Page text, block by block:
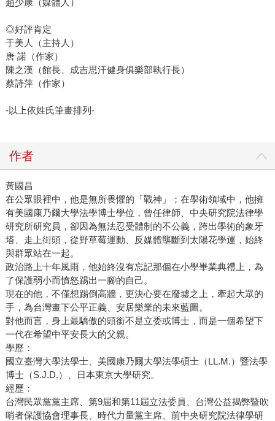
◎好評肯定
于美人（主持人）
唐 諾（作家）
陳之漢（館長、成吉思汗健身俱樂部執行長）
蔡詩萍（作家）
-以上依姓氏筆畫排列-
作者
黃國昌
在公眾眼裡中，他是無所畏懼的「戰神」；在學術領域中，他擁
有美國康乃爾大學法學博士學位，曾任律師、中央研究院法律學
研究所研究員，卻因為無法忍受體制的不公義，跨出學術的象牙
塔、走上街頭，從野草莓運動、反媒體壟斷到太陽花學運，始終
與群眾站在一起。
政治路上十年風雨，他始終沒有忘記那個在小學畢業典禮上，為
了保護弱小而憤怒踢出一腳的自己。
現在的他，不僅想踢倒高牆，更決心要在廢墟之上，牽起大眾的
手，為台灣畫下公平正義、安居樂業的未來藍圖。
對他而言，身上最驕傲的頭銜不是立委或博士，而是一個希望下
一代在希望中平安長大的父親。
學歷：
國立臺灣大學法學士、美國康乃爾大學法學碩士（LL.M.）暨法學
博士（S.J.D.）、日本東京大學研究。
經歷：
台灣民眾黨黨主席、第9屆和第11屆立法委員、台灣公益揭弊暨吹
哨者保護協會理事長、時代力量黨主席、前中央研究院法律學研